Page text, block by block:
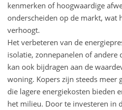
kenmerken of hoogwaardige
onderscheiden op de markt, wat
verhoogt.
Het verbeteren van de
isolatie, zonnepanelen of andere
kan ook bijdragen aan de
woning. Kopers zijn steeds meer
die lagere energiekosten bieden
het milieu. Door te investeren in